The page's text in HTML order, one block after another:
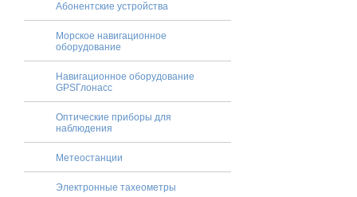
Абонентские устройства
Морское навигационное
оборудование
Навигационное оборудование
GPSГлонасc
Оптические приборы для
наблюдения
Метеостанции
Электронные тахеометры